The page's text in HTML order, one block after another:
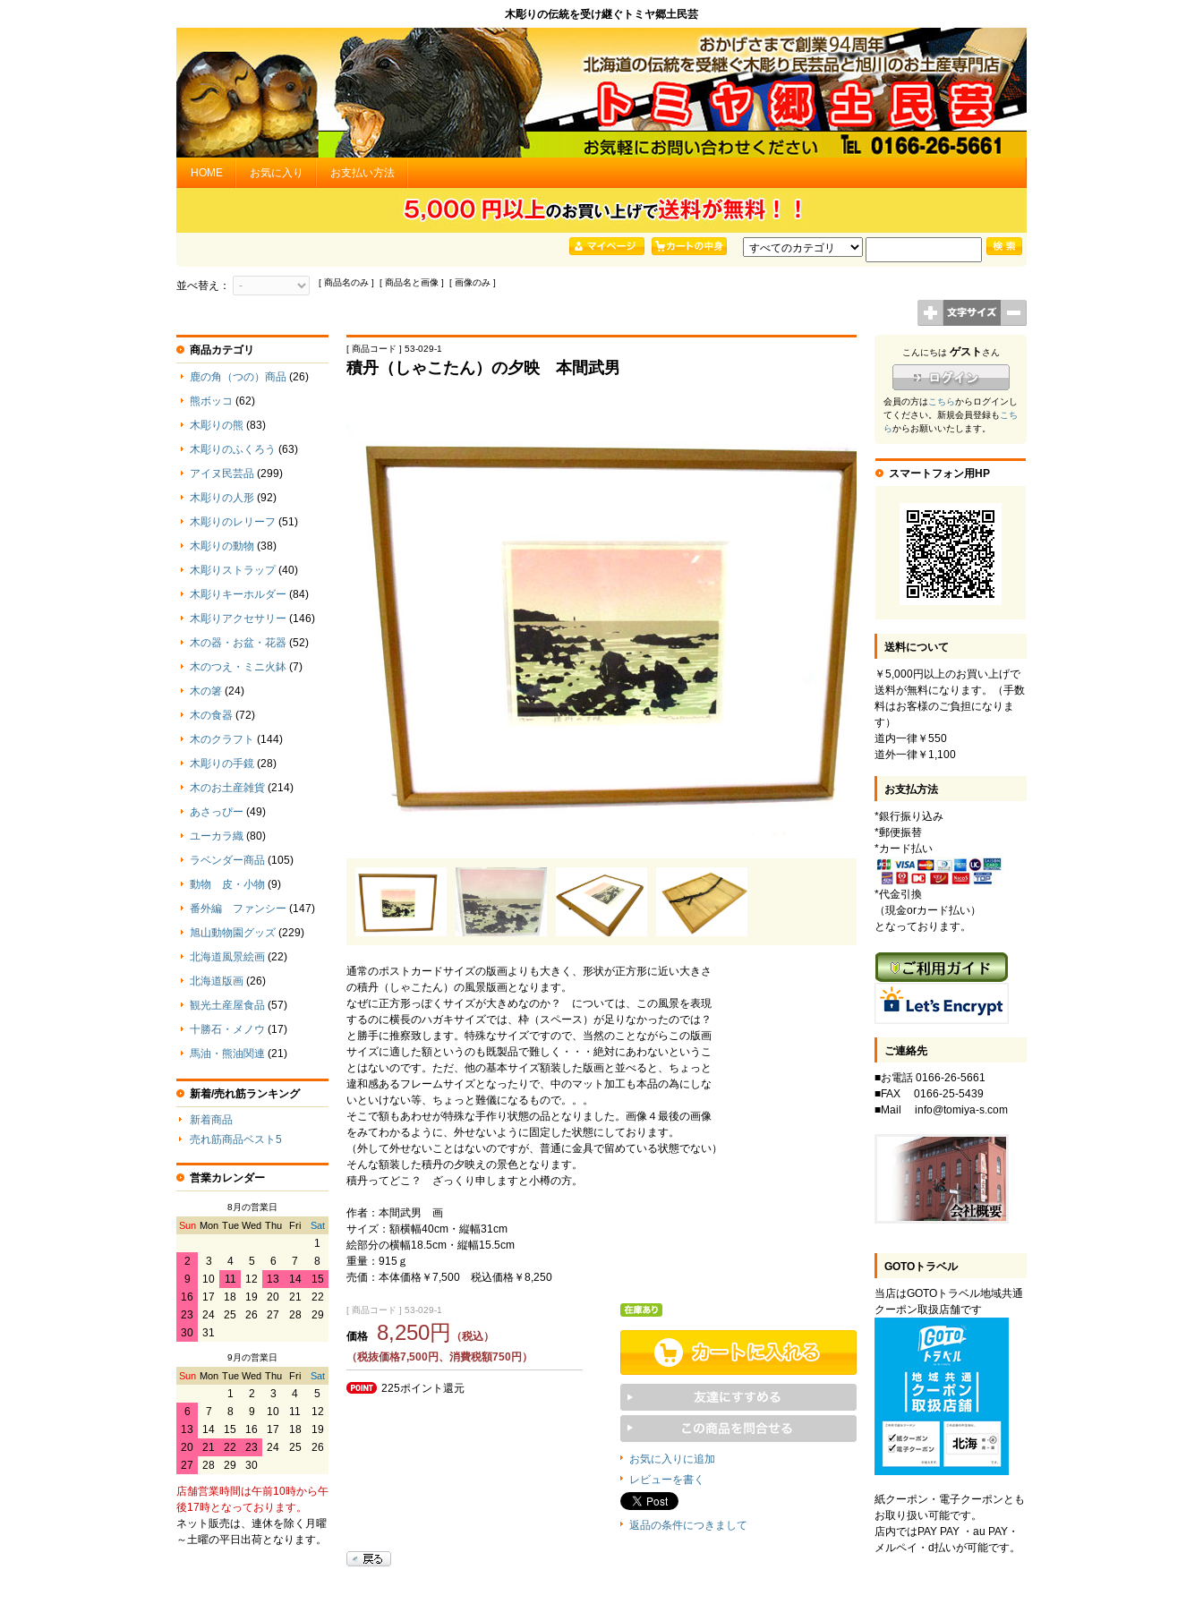
木彫りの伝統を受け継ぐトミヤ郷土民芸
HOME お気に入り お支払い方法
並べ替え： [ 商品名のみ ] [ 商品名と画像 ] [ 画像のみ ]
[ 商品コード ] 53-029-1
積丹（しゃこたん）の夕映 本間武男
通常のポストカードサイズの版画よりも大きく、形状が正方形に近い大きさ
の積丹（しゃこたん）の風景版画となります。
なぜに正方形っぽくサイズが大きめなのか？ については、この風景を表現
するのに横長のハガキサイズでは、枠（スペース）が足りなかったのでは？
と勝手に推察致します。特殊なサイズですので、当然のことながらこの版画
サイズに適した額というのも既製品で難しく・・・絶対にあわないというこ
とはないのです。ただ、他の基本サイズ額装した版画と並べると、ちょっと
違和感あるフレームサイズとなったりで、中のマット加工も本品の為にしな
いといけない等、ちょっと難儀になるもので。。。
そこで額もあわせが特殊な手作り状態の品となりました。画像４最後の画像
をみてわかるように、外せないように固定した状態にしております。
（外して外せないことはないのですが、普通に金具で留めている状態でない）
そんな額装した積丹の夕映えの景色となります。
積丹ってどこ？ ざっくり申しますと小樽の方。
作者：本間武男 画
サイズ：額横幅40cm・縦幅31cm
絵部分の横幅18.5cm・縦幅15.5cm
重量：915ｇ
売価：本体価格￥7,500 税込価格￥8,250
[ 商品コード ] 53-029-1
価格 8,250円
（税込）
（税抜価格7,500円、消費税額750円）
225ポイント還元
お気に入りに追加
レビューを書く
返品の条件につきまして
商品カテゴリ
鹿の角（つの）商品 (26)
熊ボッコ (62)
木彫りの熊 (83)
木彫りのふくろう (63)
アイヌ民芸品 (299)
木彫りの人形 (92)
木彫りのレリーフ (51)
木彫りの動物 (38)
木彫りストラップ (40)
木彫りキーホルダー (84)
木彫りアクセサリー (146)
木の器・お盆・花器 (52)
木のつえ・ミニ火鉢 (7)
木の箸 (24)
木の食器 (72)
木のクラフト (144)
木彫りの手鏡 (28)
木のお土産雑貨 (214)
あさっぴー (49)
ユーカラ織 (80)
ラベンダー商品 (105)
動物 皮・小物 (9)
番外編 ファンシー (147)
旭山動物園グッズ (229)
北海道風景絵画 (22)
北海道版画 (26)
観光土産屋食品 (57)
十勝石・メノウ (17)
馬油・熊油関連 (21)
新着/売れ筋ランキング
新着商品
売れ筋商品ベスト5
営業カレンダー
8月の営業日
Sun Mon Tue Wed Thu Fri Sat
1
2
3 4 5 6 7
8
9
10 11 12 13 14
15
16
17 18 19 20 21
22
23
24 25 26 27 28
29
30
31
9月の営業日
Sun Mon Tue Wed Thu Fri Sat
1 2 3 4
5
6
7 8 9 10 11
12
13
14 15 16 17 18
19
20
21 22 23 24 25
26
27
28 29 30
店舗営業時間は午前10時から午
後17時となっております。
ネット販売は、連休を除く月曜
～土曜の平日出荷となります。
こんにちは ゲスト さん
会員の方はこちらからログインし
てください。新規会員登録もこち
らからお願いいたします。
スマートフォン用HP
送料について
￥5,000円以上のお買い上げで
送料が無料になります。（手数
料はお客様のご負担になりま
す）
道内一律￥550
道外一律￥1,100
お支払方法
*銀行振り込み
*郵便振替
*カード払い
*代金引換
（現金orカード払い）
となっております。
ご連絡先
■お電話 0166-26-5661
■FAX 0166-25-5439
■Mail info@tomiya-s.com
GOTOトラベル
当店はGOTOトラベル地域共通
クーポン取扱店舗です
紙クーポン・電子クーポンとも
お取り扱い可能です。
店内ではPAY PAY ・au PAY・
メルペイ・d払いが可能です。